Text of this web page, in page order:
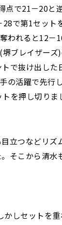
点で21－20と
で第1セット
われると12－
ブレイザーズ
で抜け出した
の活躍で先行
を押し切りま
立つなどリズ
そこから清水
しセットを